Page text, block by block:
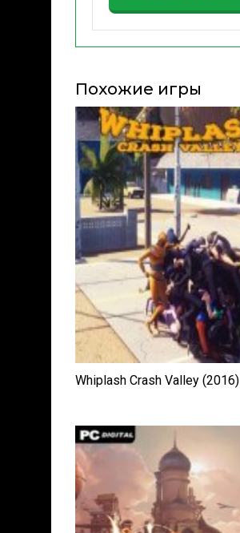
Похожие игры
Whiplash Crash Valley (2016)